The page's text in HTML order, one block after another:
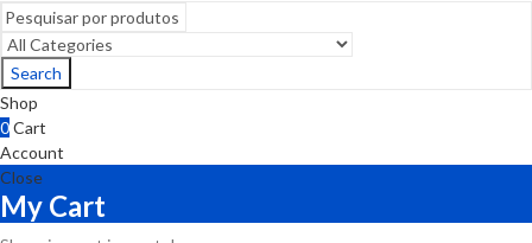
Search
Shop
0Cart
Account
Close
My Cart